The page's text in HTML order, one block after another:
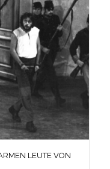
LEUTE VON